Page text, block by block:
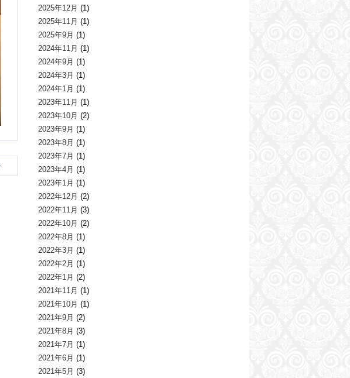
2025年12月 (1)
2025年11月 (1)
2025年9月 (1)
2024年11月 (1)
2024年9月 (1)
2024年3月 (1)
2024年1月 (1)
2023年11月 (1)
2023年10月 (2)
2023年9月 (1)
2023年8月 (1)
2023年7月 (1)
2023年4月 (1)
2023年1月 (1)
2022年12月 (2)
2022年11月 (3)
2022年10月 (2)
2022年8月 (1)
2022年3月 (1)
2022年2月 (1)
2022年1月 (2)
2021年11月 (1)
2021年10月 (1)
2021年9月 (2)
2021年8月 (3)
2021年7月 (1)
2021年6月 (1)
2021年5月 (3)